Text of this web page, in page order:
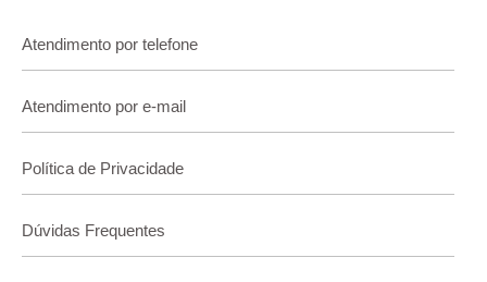
Atendimento por telefone
Atendimento por e-mail
Política de Privacidade
Dúvidas Frequentes